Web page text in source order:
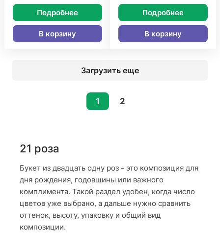
Подробнее
В корзину
Подробнее
В корзину
Загрузить еще
1 2
21 роза
Букет из двадцать одну роз - это композиция для
дня рождения, годовщины или важного
комплимента. Такой раздел удобен, когда число
цветов уже выбрано, а дальше нужно сравнить
оттенок, высоту, упаковку и общий вид
композиции.